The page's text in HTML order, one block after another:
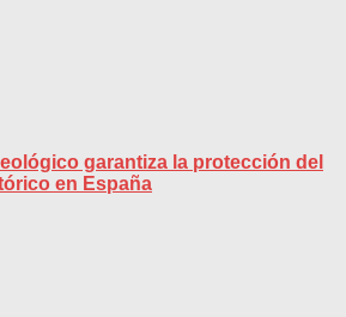
garantiza la protección del
en España